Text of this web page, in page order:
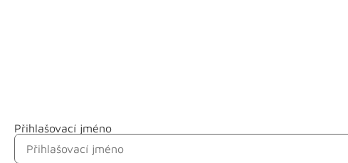
Přihlašovací jméno
Jméno